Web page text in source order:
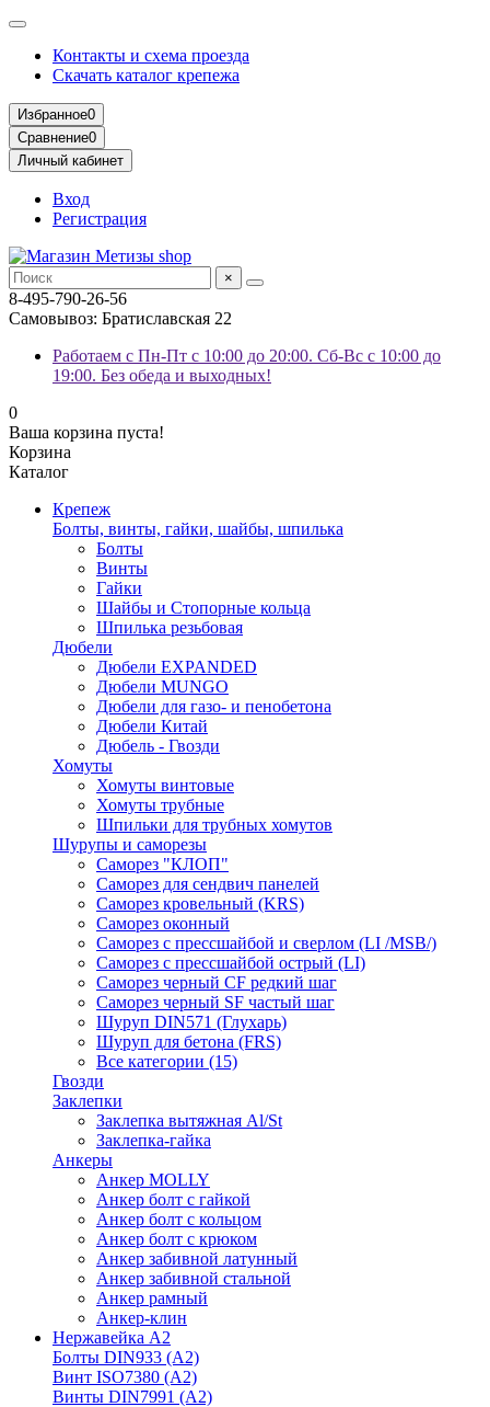
Контакты и схема проезда
Скачать каталог крепежа
Избранное0
Сравнение0
Личный кабинет
Вход
Регистрация
×
8-495-790-26-56
Самовывоз: Братиславская 22
Работаем с Пн-Пт с 10:00 до 20:00. Сб-Вс с 10:00 до
19:00. Без обеда и выходных!
0
Ваша корзина пуста!
Корзина
Каталог
Крепеж
Болты, винты, гайки, шайбы, шпилька
Болты
Винты
Гайки
Шайбы и Стопорные кольца
Шпилька резьбовая
Дюбели
Дюбели EXPANDED
Дюбели MUNGO
Дюбели для газо- и пенобетона
Дюбели Китай
Дюбель - Гвозди
Хомуты
Хомуты винтовые
Хомуты трубные
Шпильки для трубных хомутов
Шурупы и саморезы
Саморез "КЛОП"
Саморез для сендвич панелей
Саморез кровельный (KRS)
Саморез оконный
Саморез с прессшайбой и сверлом (LI /MSB/)
Саморез с прессшайбой острый (LI)
Саморез черный CF редкий шаг
Саморез черный SF частый шаг
Шуруп DIN571 (Глухарь)
Шуруп для бетона (FRS)
Все категории (15)
Гвозди
Заклепки
Заклепка вытяжная Al/St
Заклепка-гайка
Анкеры
Анкер MOLLY
Анкер болт с гайкой
Анкер болт с кольцом
Анкер болт с крюком
Анкер забивной латунный
Анкер забивной стальной
Анкер рамный
Анкер-клин
Нержавейка А2
Болты DIN933 (A2)
Винт ISO7380 (A2)
Винты DIN7991 (A2)